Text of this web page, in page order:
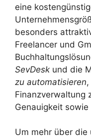
eine
besonders
Freelancer und
SevDesk und die
zu automatisieren
Finanzverwaltung
Genauigkeit
Um mehr über die